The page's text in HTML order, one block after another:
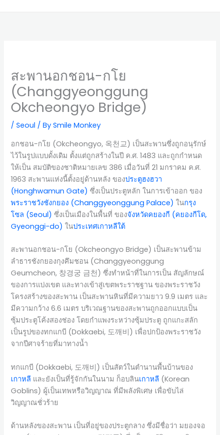
สะพานอกชอน-กโย
(Changgyeonggung
Okcheongyo Bridge)
/Seoul / BySmile Monkey
อกชอน-กโย (Okcheongyo, 옥천교) เป็นสะพานซึ่งถูกอนุรักษ์
ไว้ในรูปแบบดั้งเดิม ตั้งแต่ถูกสร้างในปี ค.ศ. 1483 และถูกกำหนด
ให้เป็น สมบัติของชาติหมายเลข 386 เมื่อวันที่ 21 มกราคม ค.ศ.
1963 สะพานแห่งนี้ตั้งอยู่ด้านหลัง ของประตูฮงฮวา
(Honghwamun Gate) ซึ่งเป็นประตูหลัก ในการเข้าออก ของ
พระราชวังชังกยอง (Changgyeonggung Palace) ในกรุง
โซล (Seoul) ซึ่งเป็นเมืองในพื้นที่ ของจังหวัดคยองกี (คยองกีโด,
Gyeonggi-do) ในประเทศเกาหลีใต้
สะพานอกชอน-กโย (Okcheongyo Bridge) เป็นสะพานข้าม
ลำธารชังกยองกุงคึมชอน (Changgyeonggung
Geumcheon, 창경궁 금천) ซึ่งทำหน้าที่ในการเป็น สัญลักษณ์
ของการแบ่งเขต และทางเข้าสู่เขตพระราชฐาน ของพระราชวัง
โครงสร้างของสะพาน เป็นสะพานหินที่มีความยาว 9.9 เมตร และ
มีความกว้าง 6.6 เมตร บริเวณฐานของสะพานถูกออกแบบเป็น
ซุ้มประตูโค้งสองช่อง โดยกำแพงระหว่างซุ้มประตู ถูกแกะสลัก
เป็นรูปของทกแกบี (Dokkaebi, 도깨비) เพื่อปกป้องพระราชวัง
จากปีศาจร้ายที่มาทางน้ำ
ทกแกบี (Dokkaebi, 도깨비) เป็นสัตว์ในตำนานพื้นบ้านของ
เกาหลี และยังเป็นที่รู้จักกันในนาม ก็อบลินเกาหลี (Korean
Goblins) ผู้เป็นเทพหรือวิญญาณ ที่มีพลังพิเศษ เพื่อขับไล่
วิญญาณชั่วร้าย
ด้านหลังของสะพาน เป็นที่อยู่ของประตูกลาง ซึ่งมีชื่อว่า มยองจอ